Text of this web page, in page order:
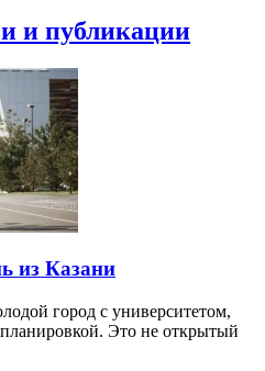
и публикации
из Казани
город с университетом,
Это не открытый